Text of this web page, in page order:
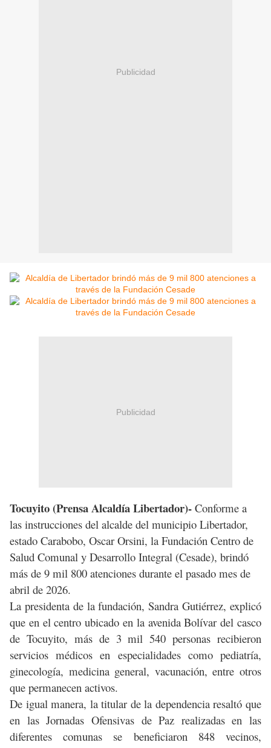
Publicidad
Publicidad
Tocuyito (Prensa Alcaldía Libertador)- Conforme a
las instrucciones del alcalde del municipio Libertador,
estado Carabobo, Oscar Orsini, la Fundación Centro de
Salud Comunal y Desarrollo Integral (Cesade), brindó
más de 9 mil 800 atenciones durante el pasado mes de
abril de 2026.
La presidenta de la fundación, Sandra Gutiérrez, explicó
que en el centro ubicado en la avenida Bolívar del casco
de Tocuyito, más de 3 mil 540 personas recibieron
servicios médicos en especialidades como pediatría,
ginecología, medicina general, vacunación, entre otros
que permanecen activos.
De igual manera, la titular de la dependencia resaltó que
en las Jornadas Ofensivas de Paz realizadas en las
diferentes comunas se beneficiaron 848 vecinos,